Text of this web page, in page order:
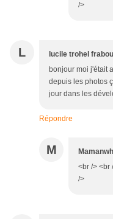
/>
L lucile trohel
bonjour moi j'était
depuis les photos
jour dans les
Répondre
M
<br /> <br
/>